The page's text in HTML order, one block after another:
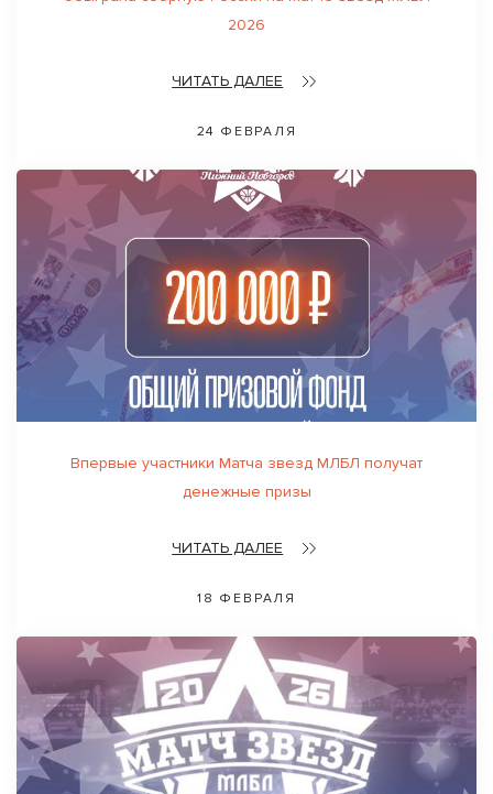
2026
ЧИТАТЬ ДАЛЕЕ
24 ФЕВРАЛЯ
Впервые участники Матча звезд МЛБЛ получат
денежные призы
ЧИТАТЬ ДАЛЕЕ
18 ФЕВРАЛЯ